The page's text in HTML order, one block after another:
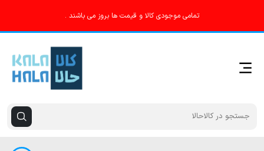
تمامی موجودی کالا و قیمت ها بروز می باشند .